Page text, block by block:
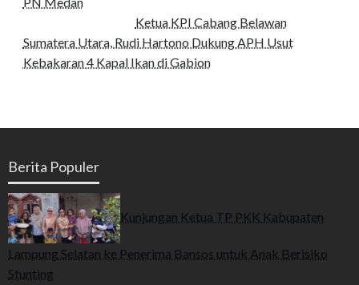
Ketua KPI Cabang Belawan
Sumatera Utara, Rudi Hartono Dukung APH Usut
Kebakaran 4 Kapal Ikan di Gabion
Berita Populer
Kunjungan Ketua TP PKK Kabupaten
Lampung Selatan ke Penerima Bansos untuk Anak Berisiko
Stunting